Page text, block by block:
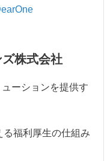
株式会社
ーションを提供す
福利厚生の仕組み